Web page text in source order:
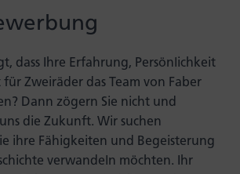
dass Ihre Erfahrung, Persönlichkeit
Zweiräder das Team von Faber
Dann zögern Sie nicht und
die Zukunft. Wir suchen
ihre Fähigkeiten und Begeisterung
verwandeln möchten. Ihr